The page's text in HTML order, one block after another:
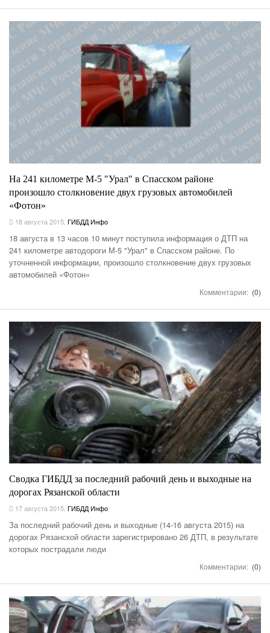
На 241 километре М-5 "Урал" в Спасском районе
произошло столкновение двух грузовых автомобилей
«Фотон»
18 августа 2015 ГИБДД Инфо
18 августа в 13 часов 10 минут поступила информация о ДТП на
241 километре автодороги М-5 "Урал" в Спасском районе. По
уточненной информации, произошло столкновение двух грузовых
автомобилей «Фотон»
Комментарии: (0)
Сводка ГИБДД за последний рабочий день и выходные на
дорогах Рязанской области
17 августа 2015, ГИБДД Инфо
За последний рабочий день и выходные (14-16 августа 2015) на
дорогах Рязанской области зарегистрировано 26 ДТП, в результате
которых пострадали люди
Комментарии: (0)